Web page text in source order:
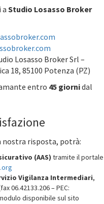
a Studio Losasso Broker
Losasso Broker Srl –
18, 85100 Potenza (PZ)
entro 45 giornidal
nostra risposta, potrà:
(AAS) tramite il portale
Vigilanza Intermediari,
06.42133.206 – PEC:
disponibile sul sito